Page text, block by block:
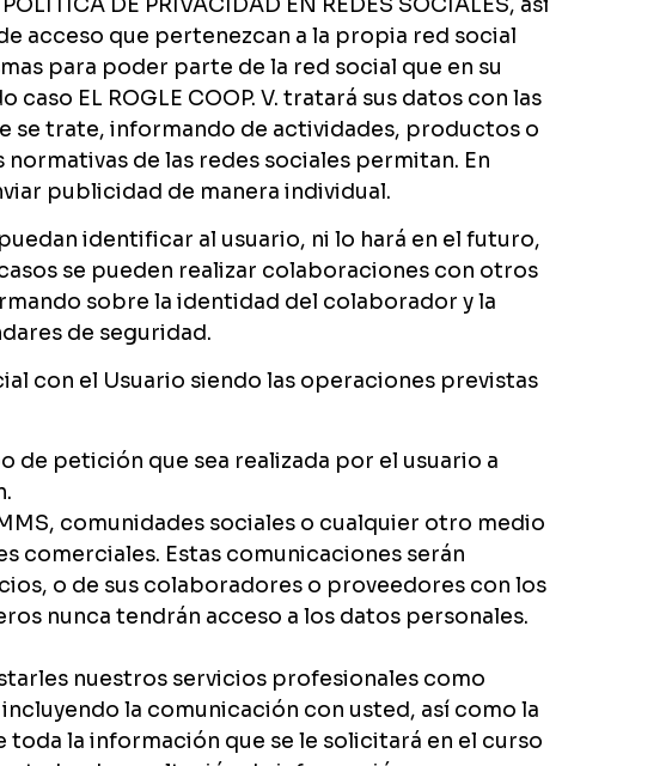
acceso que pertenezcan a la propia red social
para poder parte de la red social que en su
EL ROGLE COOP. V. tratará sus datos con las
se trate, informando de actividades, productos o
normativas de las redes sociales permitan. En
publicidad de manera individual.
identificar al usuario, ni lo hará en el futuro,
se pueden realizar colaboraciones con otros
sobre la identidad del colaborador y la
de seguridad.
con el Usuario siendo las operaciones previstas
petición que sea realizada por el usuario a
comunidades sociales o cualquier otro medio
Estas comunicaciones serán
o de sus colaboradores o proveedores con los
nunca tendrán acceso a los datos personales.
nuestros servicios profesionales como
la comunicación con usted, así como la
la información que se le solicitará en el curso